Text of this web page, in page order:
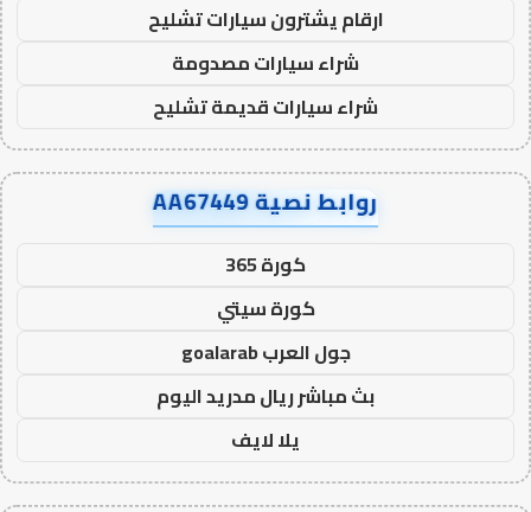
ارقام يشترون سيارات تشليح
شراء سيارات مصدومة
شراء سيارات قديمة تشليح
روابط نصية AA67449
كورة 365
كورة سيتي
جول العرب goalarab
بث مباشر ريال مدريد اليوم
يلا لايف